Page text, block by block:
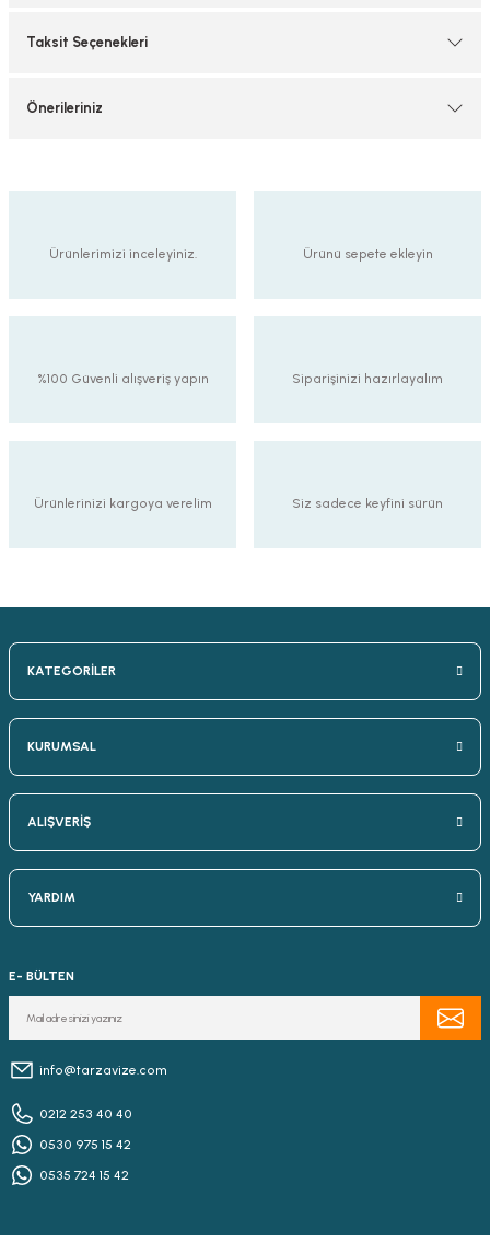
Taksit Seçenekleri
Önerileriniz
Ürünlerimizi inceleyiniz. Ürünü sepete ekleyin
%100 Güvenli alışveriş yapın Siparişinizi hazırlayalım
Ürünlerinizi kargoya verelim Siz sadece keyfini sürün
KATEGORİLER
KURUMSAL
ALIŞVERİŞ
YARDIM
E- BÜLTEN
info@tarzavize.com
0212 253 40 40
0530 975 15 42
0535 724 15 42